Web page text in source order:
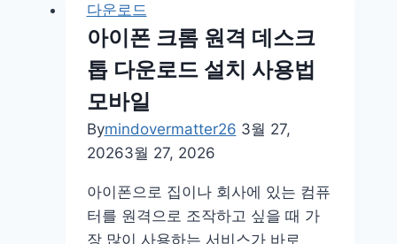
오
목
트
2
인
용
게
다운로드
아이폰 크롬 원격 데스크
톱 다운로드 설치 사용법
모바일
Bymindovermatter26 3월 27,
20263월 27, 2026
아이폰으로 집이나 회사에 있는 컴퓨
터를 원격으로 조작하고 싶을 때 가
장 많이 사용하는 서비스가 바로